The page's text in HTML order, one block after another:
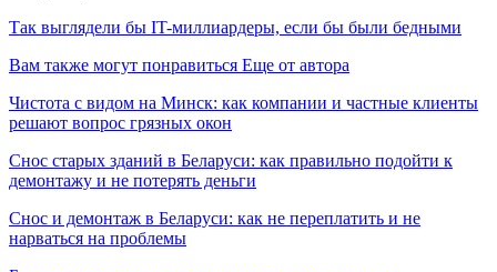
Так выглядели бы IT-миллиардеры, если бы были бедными
Вам также могут понравиться Еще от автора
Чистота с видом на Минск: как компании и частные клиенты
решают вопрос грязных окон
Снос старых зданий в Беларуси: как правильно подойти к
демонтажу и не потерять деньги
Снос и демонтаж в Беларуси: как не переплатить и не
нарваться на проблемы